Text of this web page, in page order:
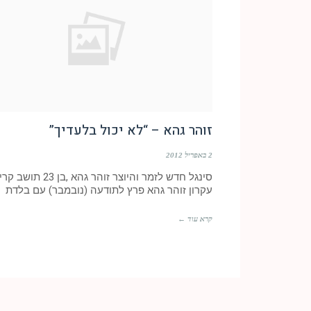
זוהר גהא – “לא יכול בלעדיך”
2 באפריל 2012
סינגל חדש לזמר והיוצר זוהר גהא ,בן
עקרון זוהר גהא פרץ לתודעה (נובמבר) עם בלדת
קרא עוד ←